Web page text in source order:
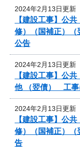
2024年2月13日更新
【建設工事】公
修）（国補正）
公告
2024年2月13日更新
【建設工事】公
他 （翌債） 工事
2024年2月13日更新
【建設工事】公
修）（国補正）（
告